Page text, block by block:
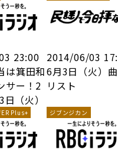
23:00
は箕田和
サー！2
（火）
2014/06/03
6月3日（火）
リスト
Plus+ ジブンジカン